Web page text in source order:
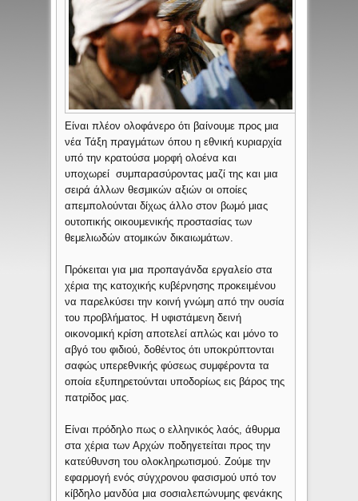
Είναι πλέον ολοφάνερο ότι βαίνουμε προς μια
νέα Τάξη πραγμάτων όπου η εθνική κυριαρχία
υπό την κρατούσα μορφή ολοένα και
υποχωρεί συμπαρασύροντας μαζί της και μια
σειρά άλλων θεσμικών αξιών οι οποίες
απεμπολούνται δίχως άλλο στον βωμό μιας
ουτοπικής οικουμενικής προστασίας των
θεμελιωδών ατομικών δικαιωμάτων.
Πρόκειται για μια προπαγάνδα εργαλείο στα
χέρια της κατοχικής κυβέρνησης προκειμένου
να παρελκύσει την κοινή γνώμη από την ουσία
του προβλήματος. Η υφιστάμενη δεινή
οικονομική κρίση αποτελεί απλώς και μόνο το
αβγό του φιδιού, δοθέντος ότι υποκρύπτονται
σαφώς υπερεθνικής φύσεως συμφέροντα τα
οποία εξυπηρετούνται υποδορίως εις βάρος της
πατρίδος μας.
Είναι πρόδηλο πως ο ελληνικός λαός, άθυρμα
στα χέρια των Αρχών ποδηγετείται προς την
κατεύθυνση του ολοκληρωτισμού. Ζούμε την
εφαρμογή ενός σύγχρονου φασισμού υπό τον
κίβδηλο μανδύα μια σοσιαλεπώνυμης φενάκης